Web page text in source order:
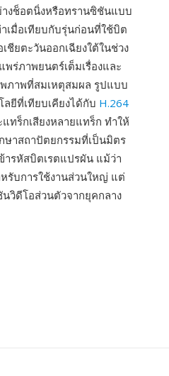
างช็อตนิ่งหรือทรานซิชันแบบ
มื่อเทียบกับรุ่นก่อนที่ใช้บิต
ชียตะวันออกเฉียงใต้ในช่วง
ร่ภาพยนตร์เต็มเรื่องและ
ภาพที่สมเหตุสมผล รูปแบบ
ยีที่เทียบเคียงได้กับ H.264
ทร็กเสียงหลายแทร็ก ทำให้
ษาสถาปัตยกรรมที่เป็นมิตร
รหัสบิตเรตแปรผัน แม้ว่า
รับการใช้งานส่วนใหญ่ แต่
วิดีโอส่วนตัวจากยุคกลาง